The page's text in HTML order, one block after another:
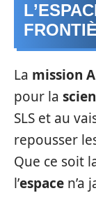
La mission
pour la
SLS et au
repousser
Que ce soit
l’espace n’a